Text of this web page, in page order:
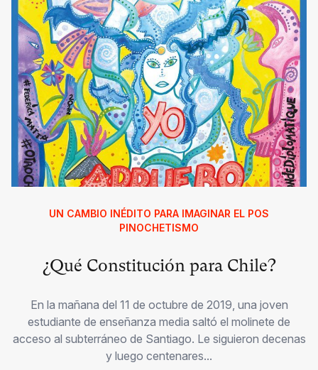
UN CAMBIO INÉDITO PARA IMAGINAR EL POS
PINOCHETISMO
¿Qué Constitución para Chile?
En la mañana del 11 de octubre de 2019, una joven
estudiante de enseñanza media saltó el molinete de
acceso al subterráneo de Santiago. Le siguieron decenas
y luego centenares...